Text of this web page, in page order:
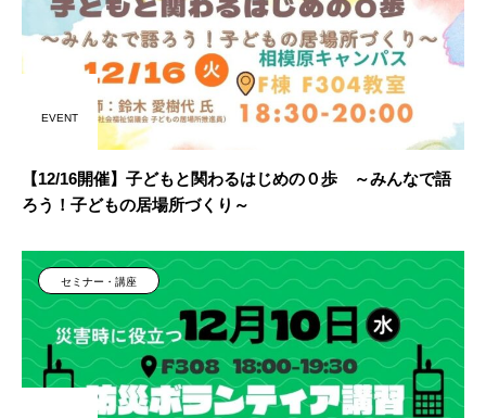
EVENT
【12/16開催】子どもと関わるはじめの０歩 ～みんなで語
ろう！子どもの居場所づくり～
セミナー・講座